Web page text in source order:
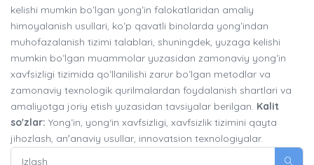
kelishi mumkin boʻlgan yongʻin falokatlaridan amaliy
himoyalanish usullari, koʻp qavatli binolarda yongʻindan
muhofazalanish tizimi talablari, shuningdek, yuzaga kelishi
mumkin boʻlgan muammolar yuzasidan zamonaviy yongʻin
xavfsizligi tizimida qoʻllanilishi zarur boʻlgan metodlar va
zamonaviy texnologik qurilmalardan foydalanish shartlari va
amaliyotga joriy etish yuzasidan tavsiyalar berilgan. Kalit
so'zlar: Yongʻin, yong‘in xavfsizligi, xavfsizlik tizimini qayta
jihozlash, anʼanaviy usullar, innovatsion texnologiyalar.